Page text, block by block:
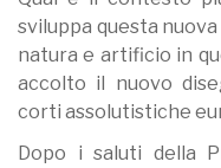
sviluppa questa
natura e artificio in
accolto il nuovo
corti assolutistiche
Dopo i saluti della